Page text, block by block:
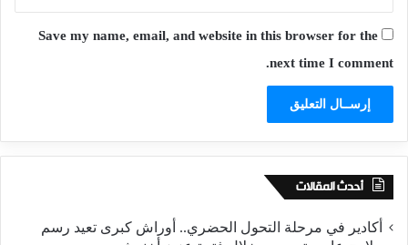
Save my name, email, and website in this browser for the
next time I comment.
أحدث المقالات
أكادير في مرحلة التحول الحضري.. أوراش كبرى تعيد رسم